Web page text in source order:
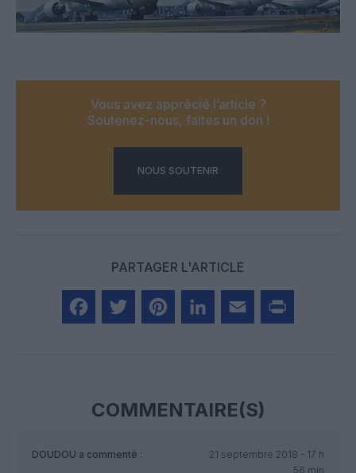
Vous avez apprécié l’article ?
Soutenez-nous, faites un don !
NOUS SOUTENIR
PARTAGER L'ARTICLE
COMMENTAIRE(S)
DOUDOU a commenté :
21 septembre 2018 - 17 h
56 min